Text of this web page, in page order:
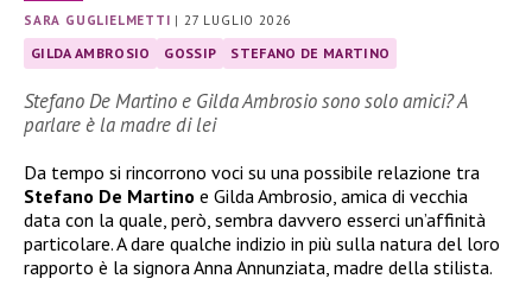
SARA GUGLIELMETTI |27 LUGLIO 2026
GILDA AMBROSIO GOSSIP STEFANO DE MARTINO
Stefano De Martino e Gilda Ambrosio sono solo amici? A
parlare è la madre di lei
Da tempo si rincorrono voci su una possibile relazione tra
Stefano De Martino e Gilda Ambrosio, amica di vecchia
data con la quale, però, sembra davvero esserci un’affinità
particolare. A dare qualche indizio in più sulla natura del loro
rapporto è la signora Anna Annunziata, madre della stilista.